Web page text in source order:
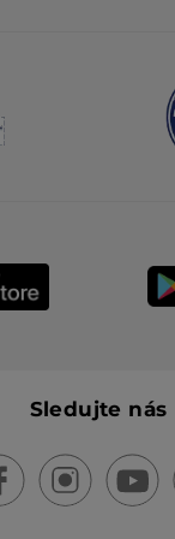
Sledujte nás